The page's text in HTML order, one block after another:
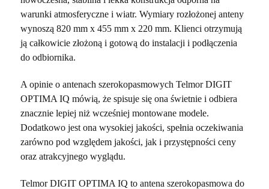
warunki atmosferyczne i wiatr. Wymiary rozłożonej anteny
wynoszą 820 mm x 455 mm x 220 mm. Klienci otrzymują
ją całkowicie złożoną i gotową do instalacji i podłączenia
do odbiornika.
A opinie o antenach szerokopasmowych Telmor DIGIT
OPTIMA IQ mówią, że spisuje się ona świetnie i odbiera
znacznie lepiej niż wcześniej montowane modele.
Dodatkowo jest ona wysokiej jakości, spełnia oczekiwania
zarówno pod względem jakości, jak i przystępności ceny
oraz atrakcyjnego wyglądu.
Telmor DIGIT OPTIMA IQ to antena szerokopasmowa do